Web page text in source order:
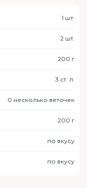
1 шт.
2 шт.
200 г
3 ст. л.
0 несколько веточек
200 г
по вкусу
по вкусу